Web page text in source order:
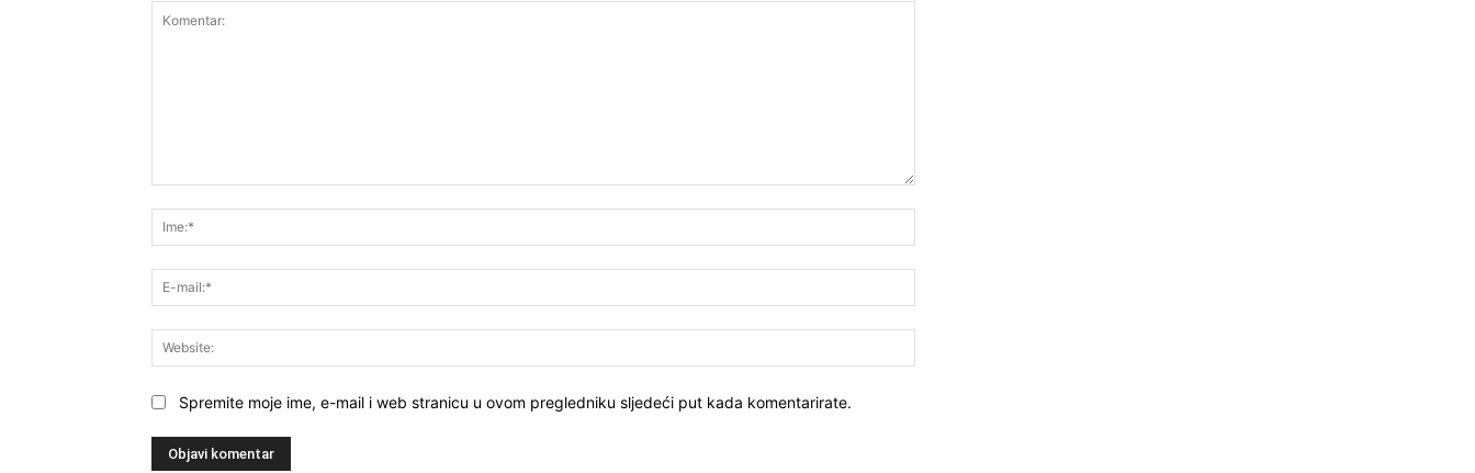
mail:*
Spremite moje ime, e-mail i web stranicu u ovom pregledniku sljedeći put kada komentarirate.